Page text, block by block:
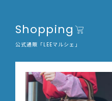
Shopping
公式通販「LEEマルシェ」